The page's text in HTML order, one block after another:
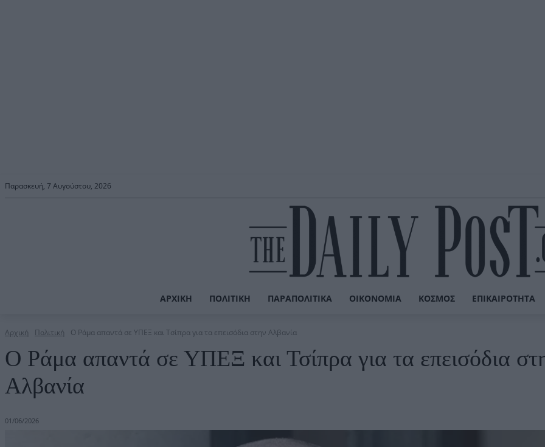
Παρασκευή, 7 Αυγούστου, 2026
ΑΡΧΙΚΉ ΠΟΛΙΤΙΚΉ ΠΑΡΑΠΟΛΙΤΙΚΆ ΟΙΚΟΝΟΜΊΑ ΚΌΣΜΟΣ ΕΠΙΚΑΙΡΌΤΗΤΑ
Αρχική Πολιτική Ο Ράμα απαντά σε ΥΠΕΞ και Τσίπρα για τα επεισόδια στην Αλβανία
Ο Ράμα απαντά σε ΥΠΕΞ και Τσίπρα για τα επεισόδια
Αλβανία
01/06/2026